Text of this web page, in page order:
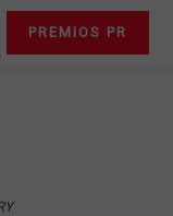
PREMIOS PR